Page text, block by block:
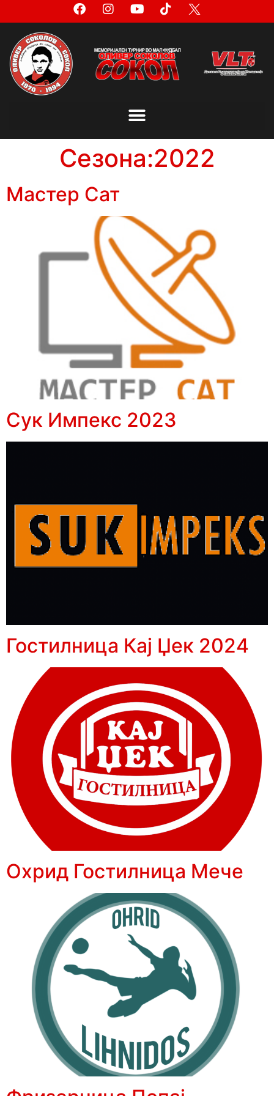
Сезона:2022
Мастер Сат
Сук Импекс 2023
Гостилница Кај Џек 2024
Охрид Гостилница Мече